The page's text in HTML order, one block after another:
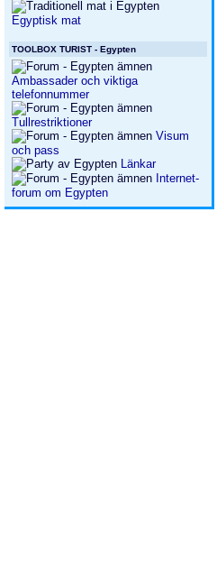
Egyptisk mat
TOOLBOX TURIST - Egypten
Ambassader och viktiga
telefonnummer
Tullrestriktioner
Visum
och pass
Länkar
Internet-
forum om Egypten